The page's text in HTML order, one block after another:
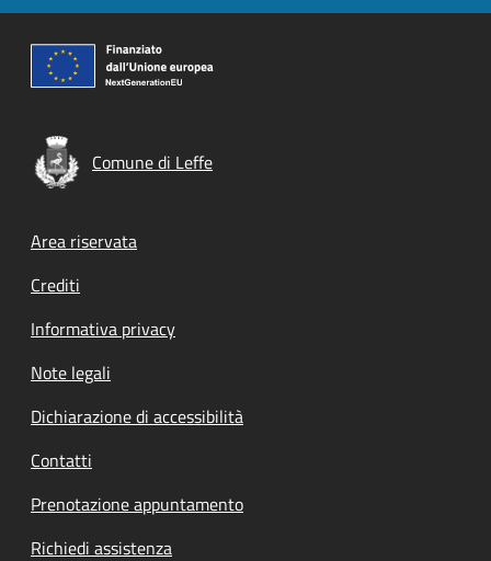
Comune di Leffe
Footer menu
Area riservata
Crediti
Informativa privacy
Note legali
Dichiarazione di accessibilità
Contatti
Prenotazione appuntamento
Richiedi assistenza